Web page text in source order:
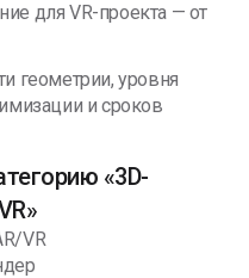
для VR-проекта — от
геометрии, уровня
и сроков
«3D-
VR